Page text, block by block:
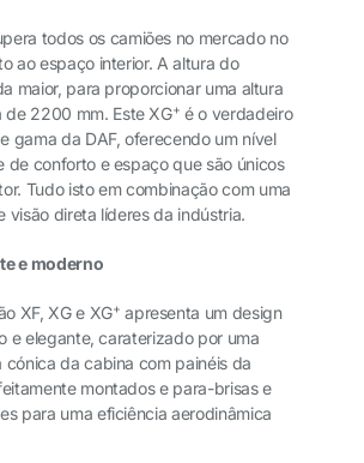
todos os camiões no mercado no
ao espaço interior. A altura do
maior, para proporcionar uma altura
de 2200 mm. Este XG+ é o verdadeiro
gama da DAF, oferecendo um nível
de conforto e espaço que são únicos
Tudo isto em combinação com uma
visão direta líderes da indústria.
e moderno
XF, XG e XG+ apresenta um design
e elegante, caraterizado por uma
cónica da cabina com painéis da
montados e para-brisas e
para uma eficiência aerodinâmica